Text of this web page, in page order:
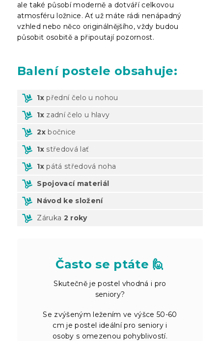
ale také působí moderně a dotváří celkovou
atmosféru ložnice. Ať už máte rádi nenápadný
vzhled nebo něco originálnějšího, vždy budou
působit osobitě a připoutají pozornost.
Balenípostele obsahuje:
1x přední čelo u nohou
1x zadní čelo u hlavy
2x bočnice
1x středová lať
1x pátá středová noha
Spojovací materiál
Návod ke složení
Záruka 2 roky
Často se ptáte 🙋
Skutečně je postel vhodná i pro
seniory?
Se zvýšeným ležením ve výšce 50-60
cm je postel ideální pro seniory i
osoby s omezenou pohyblivostí.